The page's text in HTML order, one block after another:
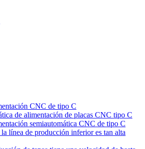
CNC de tipo C
de alimentación de placas CNC tipo C
semiautomática CNC de tipo C
línea de producción inferior es tan alta